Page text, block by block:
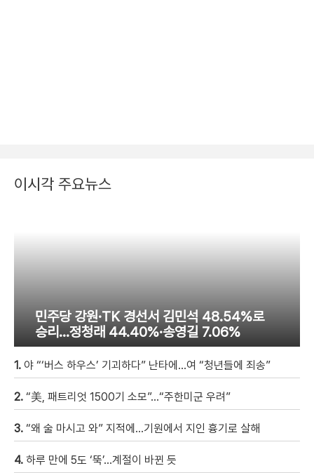
이시각 주요뉴스
민주당 강원·TK 경선서 김민석 48.54%로
승리…정청래 44.40%·송영길 7.06%
1. 야 “‘버스 하우스’ 기괴하다” 난타에…여 “청년들에 죄송”
2. “美, 패트리엇 1500기 소모”…“주한미군 우려”
3. “왜 술 마시고 와” 지적에…기원에서 지인 흉기로 살해
4. 하루 만에 5도 ‘뚝’…계절이 바뀐 듯